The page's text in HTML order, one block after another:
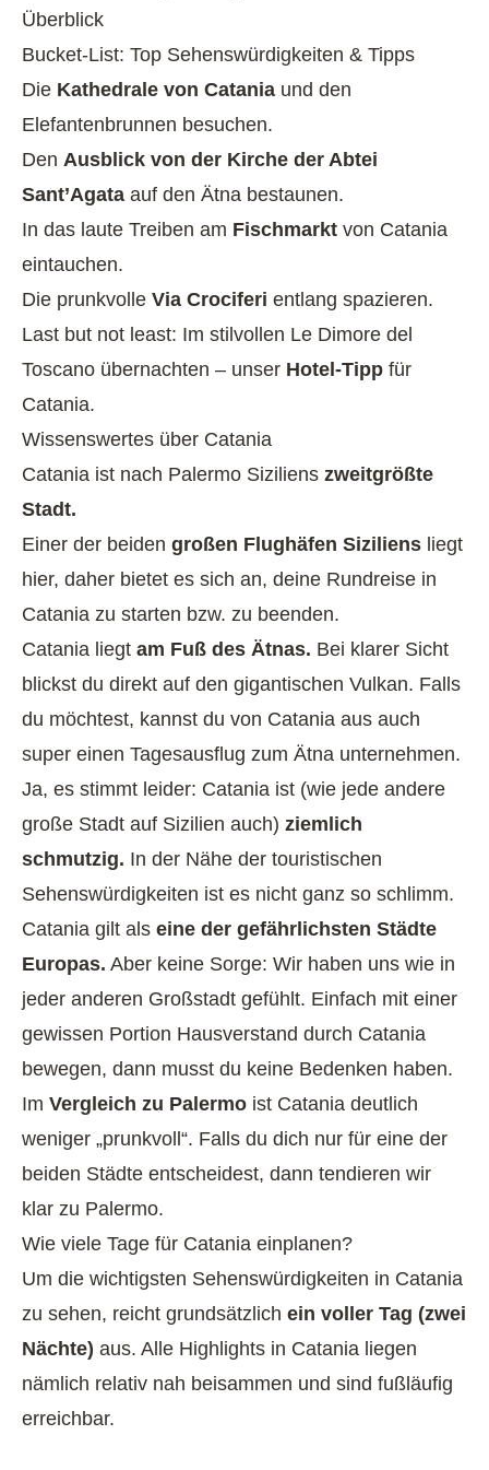
Überblick
Bucket-List: Top Sehenswürdigkeiten & Tipps
Die Kathedrale von Catania und den
Elefantenbrunnen besuchen.
Den Ausblick von der Kirche der Abtei
Sant’Agata auf den Ätna bestaunen.
In das laute Treiben am Fischmarkt von Catania
eintauchen.
Die prunkvolle Via Crociferi entlang spazieren.
Last but not least: Im stilvollen Le Dimore del
Toscano übernachten – unser Hotel-Tipp für
Catania.
Wissenswertes über Catania
Catania ist nach Palermo Siziliens zweitgrößte
Stadt.
Einer der beiden großen Flughäfen Siziliens liegt
hier, daher bietet es sich an, deine Rundreise in
Catania zu starten bzw. zu beenden.
Catania liegt am Fuß des Ätnas. Bei klarer Sicht
blickst du direkt auf den gigantischen Vulkan. Falls
du möchtest, kannst du von Catania aus auch
super einen Tagesausflug zum Ätna unternehmen.
Ja, es stimmt leider: Catania ist (wie jede andere
große Stadt auf Sizilien auch) ziemlich
schmutzig. In der Nähe der touristischen
Sehenswürdigkeiten ist es nicht ganz so schlimm.
Catania gilt als eine der gefährlichsten Städte
Europas. Aber keine Sorge: Wir haben uns wie in
jeder anderen Großstadt gefühlt. Einfach mit einer
gewissen Portion Hausverstand durch Catania
bewegen, dann musst du keine Bedenken haben.
Im Vergleich zu Palermo ist Catania deutlich
weniger „prunkvoll“. Falls du dich nur für eine der
beiden Städte entscheidest, dann tendieren wir
klar zu Palermo.
Wie viele Tage für Catania einplanen?
Um die wichtigsten Sehenswürdigkeiten in Catania
zu sehen, reicht grundsätzlich ein voller Tag (zwei
Nächte) aus. Alle Highlights in Catania liegen
nämlich relativ nah beisammen und sind fußläufig
erreichbar.